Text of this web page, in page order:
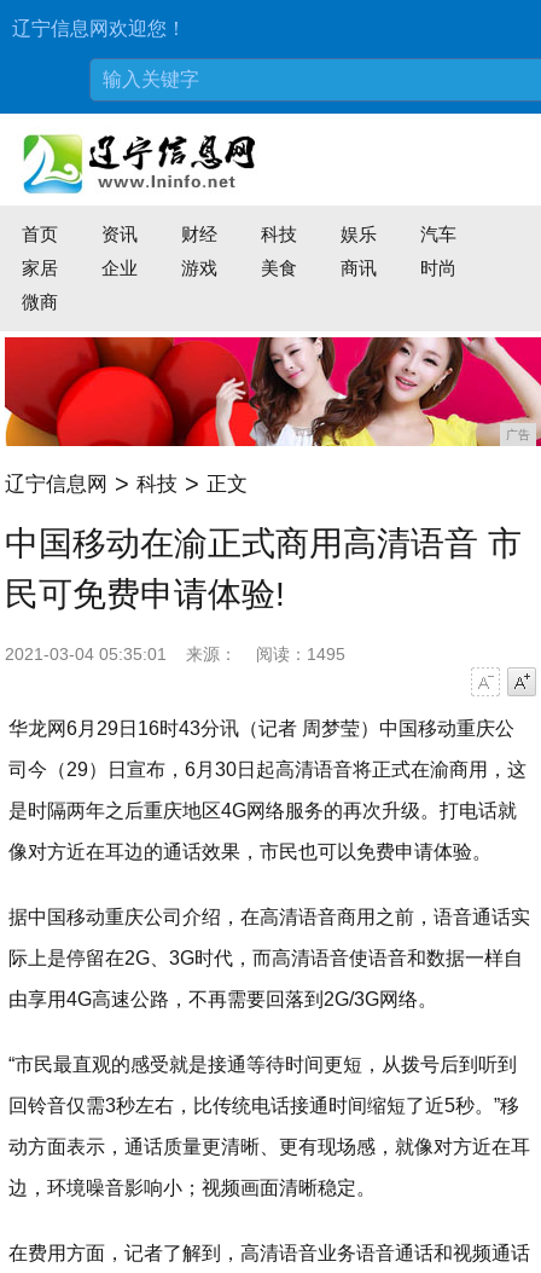
辽宁信息网欢迎您！
首页 资讯 财经 科技 娱乐
汽车
家居
企业 游戏 美食 商讯
时尚
微商
广告
辽宁信息网 > 科技 > 正文
中国移动在渝正式商用高清语音 市
民可免费申请体验!
2021-03-04 05:35:01 来源：
阅读：1495
华龙网6月29日16时43分讯（记者 周梦莹）中国移动重庆公
司今（29）日宣布，6月30日起高清语音将正式在渝商用，这
是时隔两年之后重庆地区4G网络服务的再次升级。打电话就
像对方近在耳边的通话效果，市民也可以免费申请体验。
据中国移动重庆公司介绍，在高清语音商用之前，语音通话实
际上是停留在2G、3G时代，而高清语音使语音和数据一样自
由享用4G高速公路，不再需要回落到2G/3G网络。
“市民最直观的感受就是接通等待时间更短，从拨号后到听到
回铃音仅需3秒左右，比传统电话接通时间缩短了近5秒。”移
动方面表示，通话质量更清晰、更有现场感，就像对方近在耳
边，环境噪音影响小；视频画面清晰稳定。
在费用方面，记者了解到，高清语音业务语音通话和视频通话